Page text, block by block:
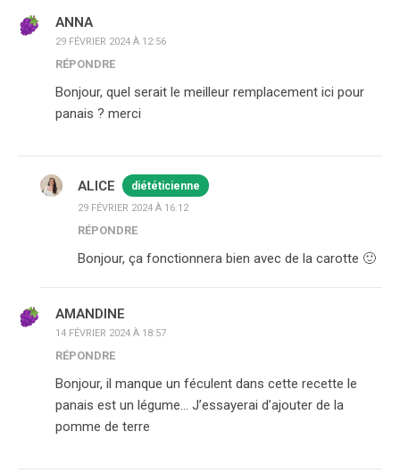
ANNA
29 FÉVRIER 2024 À 12:56
RÉPONDRE
Bonjour, quel serait le meilleur remplacement ici pour
panais ? merci
ALICE diététicienne
29 FÉVRIER 2024 À 16:12
RÉPONDRE
Bonjour, ça fonctionnera bien avec de la carotte 🙂
AMANDINE
14 FÉVRIER 2024 À 18:57
RÉPONDRE
Bonjour, il manque un féculent dans cette recette le
panais est un légume… J’essayerai d’ajouter de la
pomme de terre